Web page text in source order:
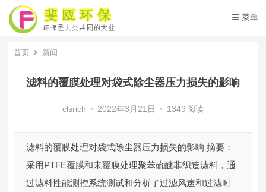
菜单
首页 新闻
滤料的覆膜处理对袋式除尘器压力损失的影响
clsrich • 2022年3月21日 • 1349 阅读
滤料的覆膜处理对袋式除尘器压力损失的影响 摘要：
采用PTFE覆膜和未覆膜处理聚苯硫醚非织造滤料，通
过滤料性能测控系统测试和分析了过滤风速和过滤时